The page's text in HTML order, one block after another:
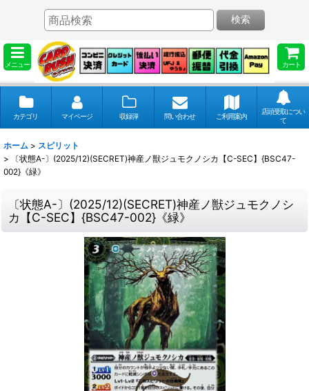
メニュー カート
検索
カテゴリ マイページ 収録弾 問い合わせ ご利用案内
店頭受取につい
て
ホーム > スピリット
>
〔状態A-〕(2025/12)(SECRET)神産ノ獣ジュモクノシカ【C-SEC】{BSC47-
002}《緑》
〔状態A-〕(2025/12)(SECRET)神産ノ獣ジュモクノシ
カ【C-SEC】{BSC47-002}《緑》